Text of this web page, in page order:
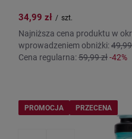
34,99 zł / szt.
Najniższa cena produktu w
wprowadzeniem obniżki:
Cena regularna:59,99 zł-42%
PROMOCJA PRZECENA